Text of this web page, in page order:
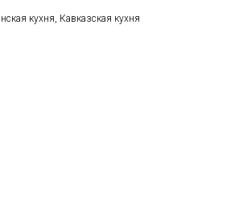
кухня, Кавказская кухня